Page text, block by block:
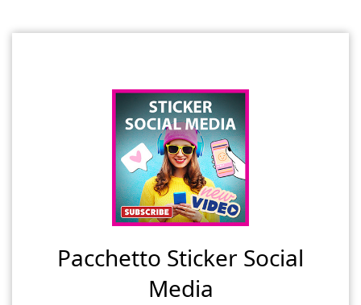
Pacchetto Sticker Social
Media